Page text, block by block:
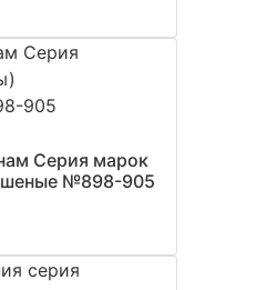
Серия марок
№898-905